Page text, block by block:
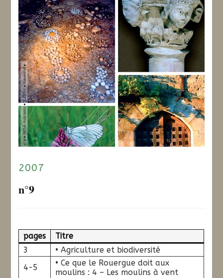
2007
n°9
pages
Titre
3
• Agriculture et biodiversité
4-5
• Ce que le Rouergue doit aux
moulins : 4 – Les moulins à vent